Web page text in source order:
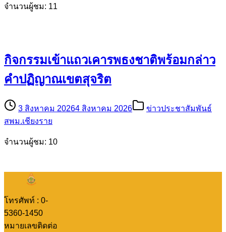
จำนวนผู้ชม: 11
กิจกรรมเข้าแถวเคารพธงชาติพร้อมกล่าว
คำปฏิญาณเขตสุจริต
3 สิงหาคม 20264 สิงหาคม 2026
ข่าวประชาสัมพันธ์
สพม.เชียงราย
จำนวนผู้ชม: 10
โทรศัพท์ : 0-
5360-1450
หมายเลขติดต่อ